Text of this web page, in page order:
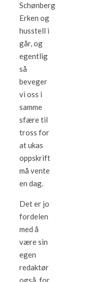
Schønberg
Erken og
husstell i
går, og
egentlig
så
beveger
vi oss i
samme
sfære til
tross for
at ukas
oppskrift
må vente
en dag.
Det er jo
fordelen
med å
være sin
egen
redaktør
også, for